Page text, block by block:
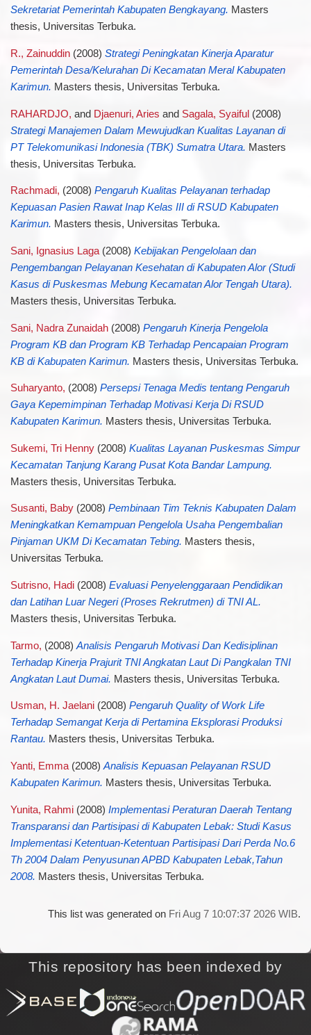
Sekretariat Pemerintah Kabupaten Bengkayang. Masters
thesis, Universitas Terbuka.
R., Zainuddin(2008) Strategi Peningkatan Kinerja Aparatur
Pemerintah Desa/Kelurahan Di Kecamatan Meral Kabupaten
Karimun. Masters thesis, Universitas Terbuka.
RAHARDJO, and Djaenuri, Aries and Sagala, Syaiful(2008)
Strategi Manajemen Dalam Mewujudkan Kualitas Layanan di
PT Telekomunikasi Indonesia (TBK) Sumatra Utara. Masters
thesis, Universitas Terbuka.
Rachmadi, (2008) Pengaruh Kualitas Pelayanan terhadap
Kepuasan Pasien Rawat Inap Kelas III di RSUD Kabupaten
Karimun. Masters thesis, Universitas Terbuka.
Sani, Ignasius Laga(2008) Kebijakan Pengelolaan dan
Pengembangan Pelayanan Kesehatan di Kabupaten Alor (Studi
Kasus di Puskesmas Mebung Kecamatan Alor Tengah Utara).
Masters thesis, Universitas Terbuka.
Sani, Nadra Zunaidah(2008) Pengaruh Kinerja Pengelola
Program KB dan Program KB Terhadap Pencapaian Program
KB di Kabupaten Karimun. Masters thesis, Universitas Terbuka.
Suharyanto, (2008) Persepsi Tenaga Medis tentang Pengaruh
Gaya Kepemimpinan Terhadap Motivasi Kerja Di RSUD
Kabupaten Karimun. Masters thesis, Universitas Terbuka.
Sukemi, Tri Henny(2008) Kualitas Layanan Puskesmas Simpur
Kecamatan Tanjung Karang Pusat Kota Bandar Lampung.
Masters thesis, Universitas Terbuka.
Susanti, Baby(2008) Pembinaan Tim Teknis Kabupaten Dalam
Meningkatkan Kemampuan Pengelola Usaha Pengembalian
Pinjaman UKM Di Kecamatan Tebing. Masters thesis,
Universitas Terbuka.
Sutrisno, Hadi(2008) Evaluasi Penyelenggaraan Pendidikan
dan Latihan Luar Negeri (Proses Rekrutmen) di TNI AL.
Masters thesis, Universitas Terbuka.
Tarmo, (2008) Analisis Pengaruh Motivasi Dan Kedisiplinan
Terhadap Kinerja Prajurit TNI Angkatan Laut Di Pangkalan TNI
Angkatan Laut Dumai. Masters thesis, Universitas Terbuka.
Usman, H. Jaelani(2008) Pengaruh Quality of Work Life
Terhadap Semangat Kerja di Pertamina Eksplorasi Produksi
Rantau. Masters thesis, Universitas Terbuka.
Yanti, Emma(2008) Analisis Kepuasan Pelayanan RSUD
Kabupaten Karimun. Masters thesis, Universitas Terbuka.
Yunita, Rahmi(2008) Implementasi Peraturan Daerah Tentang
Transparansi dan Partisipasi di Kabupaten Lebak: Studi Kasus
Implementasi Ketentuan-Ketentuan Partisipasi Dari Perda No.6
Th 2004 Dalam Penyusunan APBD Kabupaten Lebak,Tahun
2008. Masters thesis, Universitas Terbuka.
This list was generated on Fri Aug 7 10:07:37 2026 WIB.
This repository has been indexed by